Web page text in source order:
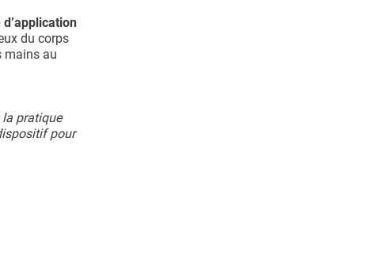
du corps
mains au
la pratique
pour